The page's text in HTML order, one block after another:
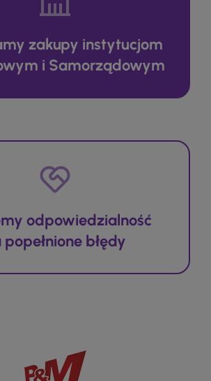
zakupy instytucjom
i Samorządowym
odpowiedzialność
popełnione błędy